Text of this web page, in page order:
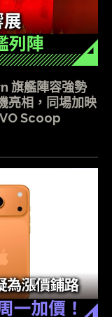
旗艦陣容強勢
亮相，同場加映
Scoop